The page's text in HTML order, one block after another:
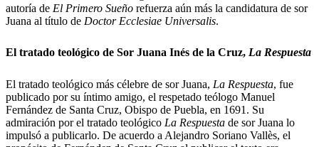
autoría de El Primero Sueño refuerza aún más la candidatura de sor
Juana al título de Doctor Ecclesiae Universalis.
El tratado teológico de Sor Juana Inés de la Cruz, La Respuesta
El tratado teológico más célebre de sor Juana, La Respuesta, fue
publicado por su íntimo amigo, el respetado teólogo Manuel
Fernández de Santa Cruz, Obispo de Puebla, en 1691. Su
admiración por el tratado teológico La Respuesta de sor Juana lo
impulsó a publicarlo. De acuerdo a Alejandro Soriano Vallès, el